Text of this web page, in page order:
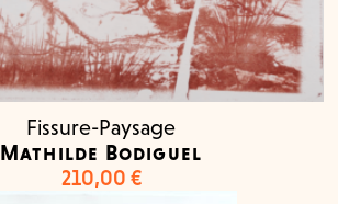
Fissure-Paysage
Mathilde Bodiguel
210,00 €